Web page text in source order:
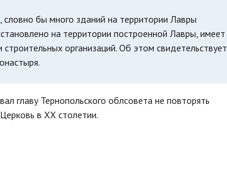
бы много зданий на территории Лавры
на территории построенной Лавры, имеет
организаций. Об этом свидетельствует
главу Тернопольского облсовета не повторять
в ХХ столетии.